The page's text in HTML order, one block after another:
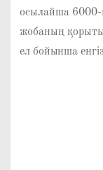
осылайша
жобаның
ел бойынша